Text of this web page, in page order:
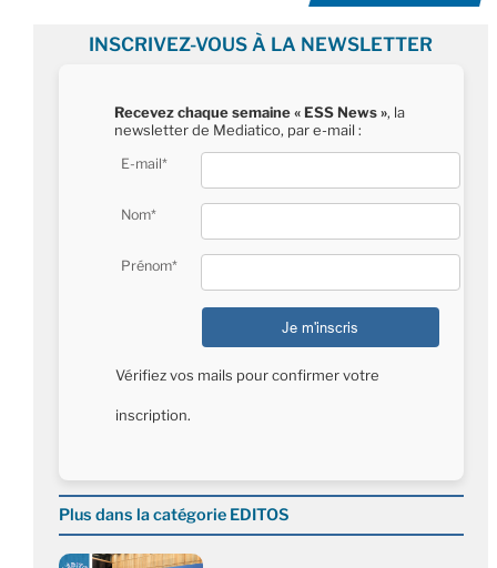
INSCRIVEZ-VOUS À LA NEWSLETTER
Recevez chaque semaine « ESS News », la
newsletter de Mediatico, par e-mail :
E-mail*
Nom*
Prénom*
Vérifiez vos mails pour confirmer votre
inscription.
Plus dans la catégorie EDITOS